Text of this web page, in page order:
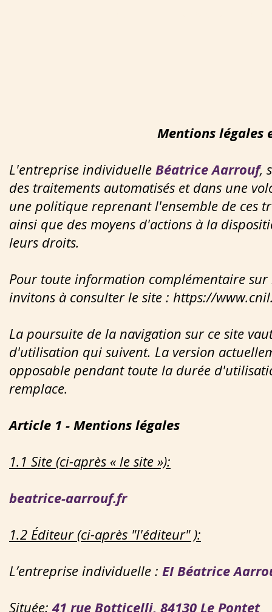
Mentions
L'entreprise individuelle Béatrice Aarrouf,
des traitements automatisés et dans une
une politique reprenant l'ensemble de ces
ainsi que des moyens d'actions à la
leurs droits.
Pour toute information complémentaire sur
invitons à consulter le site : https://
La poursuite de la navigation sur ce site
d'utilisation qui suivent. La version
opposable pendant toute la durée
remplace.
Article 1 - Mentions légales
1.1 Site (ci-après « le site »):
beatrice-aarrouf.fr
1.2 Éditeur (ci-après "l'éditeur" ):
L’entreprise individuelle : EI Béatrice
Située:41 rue Botticelli, 84130 Le Pontet